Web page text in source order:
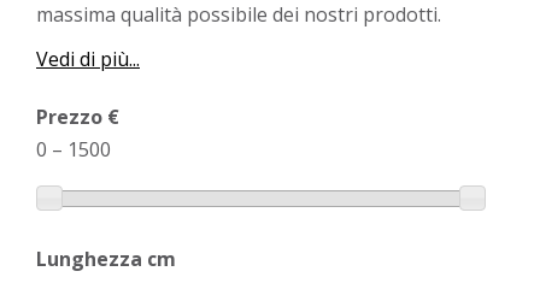
massima qualità possibile dei nostri prodotti.
Vedi di più...
Prezzo €
0 – 1500
Lunghezza cm